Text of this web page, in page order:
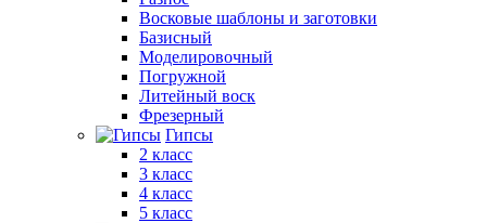
Восковые шаблоны и заготовки
Базисный
Моделировочный
Погружной
Литейный воск
Фрезерный
Гипсы
2 класс
3 класс
4 класс
5 класс